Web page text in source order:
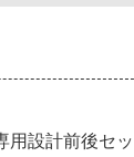
設計前後セッ